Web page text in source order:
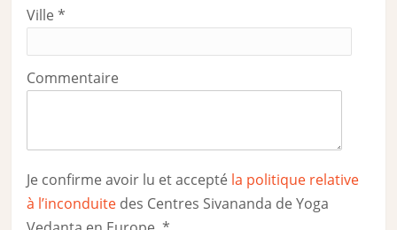
Ville*
Commentaire
Je confirme avoir lu et accepté la politique relative
à l’inconduite des Centres Sivananda de Yoga